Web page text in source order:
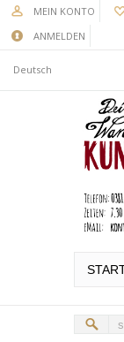
MEIN KONTO
ANMELDEN
Deutsch